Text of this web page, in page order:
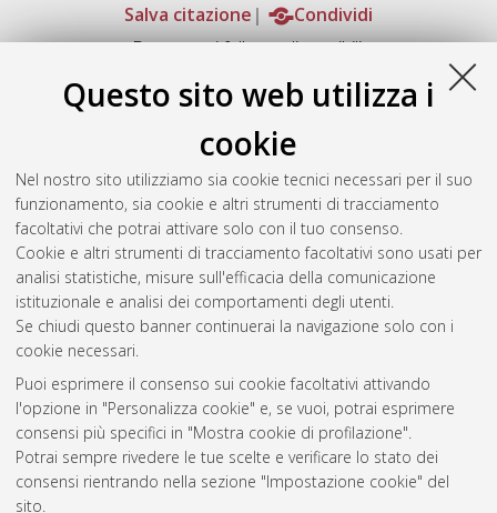
Questo sito web utilizza i
cookie
Nel nostro sito utilizziamo sia cookie tecnici necessari per il suo
funzionamento, sia cookie e altri strumenti di tracciamento
facoltativi che potrai attivare solo con il tuo consenso.
Cookie e altri strumenti di tracciamento facoltativi sono usati per
analisi statistiche, misure sull'efficacia della comunicazione
istituzionale e analisi dei comportamenti degli utenti.
Se chiudi questo banner continuerai la navigazione solo con i
cookie necessari.
Puoi esprimere il consenso sui cookie facoltativi attivando
l'opzione in "Personalizza cookie" e, se vuoi, potrai esprimere
consensi più specifici in "Mostra cookie di profilazione".
Potrai sempre rivedere le tue scelte e verificare lo stato dei
consensi rientrando nella sezione "Impostazione cookie" del
sito.
Salva citazione
Condividi
Documenti full-text disponibili:
Documento PDF
Full-text non accessibile
Download (681kB) |
Abstract
Altri metadati
Gestione del documento:
Atom
Rss 1.0
Rss 2.0